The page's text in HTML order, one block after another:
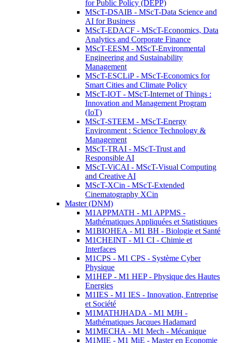
for Public Policy (DEPP)
MScT-DSAIB - MScT-Data Science and
AI for Business
MScT-EDACF - MScT-Economics, Data
Analytics and Corporate Finance
MScT-EESM - MScT-Environmental
Engineering and Sustainability
Management
MScT-ESCLiP - MScT-Economics for
Smart Cities and Climate Policy
MScT-IOT - MScT-Internet of Things :
Innovation and Management Program
(IoT)
MScT-STEEM - MScT-Energy
Environment : Science Technology &
Management
MScT-TRAI - MScT-Trust and
Responsible AI
MScT-ViCAI - MScT-Visual Computing
and Creative AI
MScT-XCin - MScT-Extended
Cinematography XCin
Master (DNM)
M1APPMATH - M1 APPMS -
Mathématiques Appliquées et Statistiques
M1BIOHEA - M1 BH - Biologie et Santé
M1CHEINT - M1 CI - Chimie et
Interfaces
M1CPS - M1 CPS - Système Cyber
Physique
M1HEP - M1 HEP - Physique des Hautes
Energies
M1IES - M1 IES - Innovation, Entreprise
et Société
M1MATHJHADA - M1 MJH -
Mathématiques Jacques Hadamard
M1MECHA - M1 Mech - Mécanique
M1MIE - M1 MiE - Master en Economie